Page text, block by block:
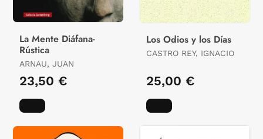
La Mente Diáfana-
Rústica
ARNAU, JUAN
23,50 €
Los Odios y los Días
CASTRO REY, IGNACIO
25,00 €